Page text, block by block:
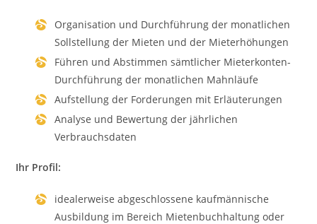
Organisation und Durchführung der monatlichen
Sollstellung der Mieten und der Mieterhöhungen
Führen und Abstimmen sämtlicher Mieterkonten-
Durchführung der monatlichen Mahnläufe
Aufstellung der Forderungen mit Erläuterungen
Analyse und Bewertung der jährlichen
Verbrauchsdaten
Ihr Profil:
idealerweise abgeschlossene kaufmännische
Ausbildung im Bereich Mietenbuchhaltung oder